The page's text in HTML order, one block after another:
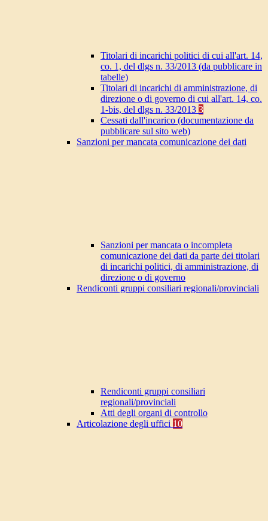
Titolari di incarichi politici di cui all'art. 14,
co. 1, del dlgs n. 33/2013 (da pubblicare in
tabelle)
Titolari di incarichi di amministrazione, di
direzione o di governo di cui all'art. 14, co.
1-bis, del dlgs n. 33/2013 3
Cessati dall'incarico (documentazione da
pubblicare sul sito web)
Sanzioni per mancata comunicazione dei dati
Sanzioni per mancata o incompleta
comunicazione dei dati da parte dei titolari
di incarichi politici, di amministrazione, di
direzione o di governo
Rendiconti gruppi consiliari regionali/provinciali
Rendiconti gruppi consiliari
regionali/provinciali
Atti degli organi di controllo
Articolazione degli uffici 10